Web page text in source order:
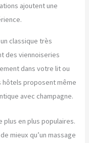
ajoutent une
classique très
des viennoiseries
dans votre lit ou
proposent même
avec champagne.
plus en plus populaires.
mieux qu’un massage